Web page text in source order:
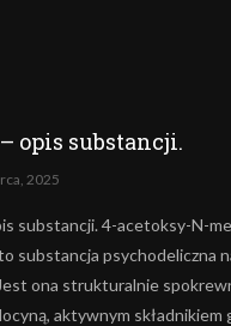
opis substancji.
2025
substancji. 4-acetoksy-N-
substancja psychodeliczna
ona strukturalnie
aktywnym składnikiem